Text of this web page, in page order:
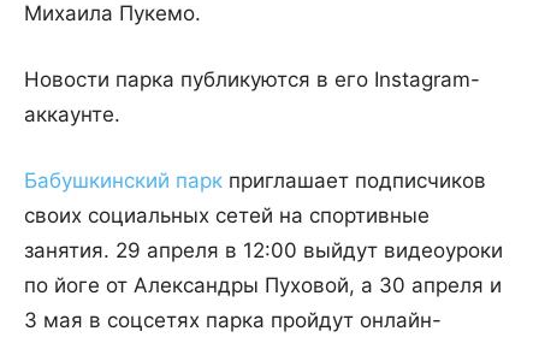
Михаила Пукемо.
Новости парка публикуются в его Instagram-
аккаунте.
Бабушкинский парк приглашает подписчиков
своих социальных сетей на спортивные
занятия. 29 апреля в 12:00 выйдут видеоуроки
по йоге от Александры Пуховой, а 30 апреля и
3 мая в соцсетях парка пройдут онлайн-